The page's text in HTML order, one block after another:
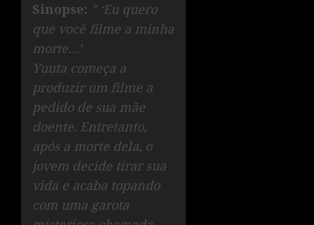
Sinopse: ” ‘Eu quero
que você filme a minha
morte…’
Yuuta começa a
produzir um filme a
pedido de sua mãe
doente. Entretanto,
após a morte dela, o
jovem decide tirar sua
vida e acaba topando
com uma garota